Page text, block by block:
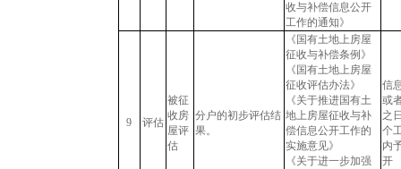
收与补偿信息公开
工作的通知》
9 评估
被征
收房
屋评
估
分户的初步评估结
果。
《国有土地上房屋
征收与补偿条例》
《国有土地上房屋
征收评估办法》
《关于推进国有土
地上房屋征收与补
偿信息公开工作的
实施意见》
《关于进一步加强
信
或
之
个
内
开